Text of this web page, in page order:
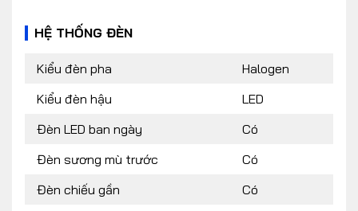
HỆ THỐNG ĐÈN
Kiểu đèn pha
Halogen
Kiểu đèn hậu
LED
Đèn LED ban ngày
Có
Đèn sương mù trước
Có
Đèn chiếu gần
Có